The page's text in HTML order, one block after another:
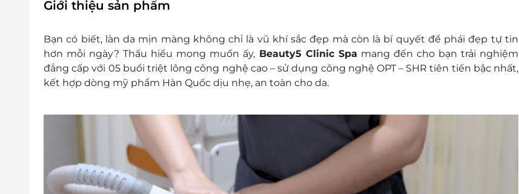
1/2 chân: 4 voucher/ liệu trình 05 buổi/ 01 người
Cả chân: 8 voucher/ liệu trình 05 buổi/ 01 người
Bikini: tạo hình: 5 voucher/ liệu trình 05 buổi/ 01 người
Khách hàng vui lòng liên hệ trước khi qua spa để được phục vụ tốt nhất:
Cơ sở 1: Số 310 Kim Giang , Phường Đại Kim, quận Hoàng Mai, Hà Nội
Hotline: 038.303.2509
E-Voucher/E-Coupon không có giá trị quy đổi thành tiền mặt, không trả lại tiền thừa
Không áp dụng đồng thời với chương trình khuyến mại khác
Giá chưa bao gồm VAT, Khách hàng muốn lấy hóa đơn vui lòng liên hệ NCC.
Giới thiệu sản phẩm
Bạn có biết, làn da mịn màng không chỉ là vũ khí sắc đẹp mà còn là bí quyết để phái đẹp tự tin
hơn mỗi ngày? Thấu hiểu mong muốn ấy, Beauty5 Clinic Spa mang đến cho bạn trải nghiệm
đẳng cấp với 05 buổi triệt lông công nghệ cao– sử dụng công nghệ OPT – SHR tiên tiến bậc nhất,
kết hợp dòng mỹ phẩm Hàn Quốc dịu nhẹ, an toàn cho da.